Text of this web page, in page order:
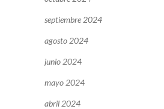
septiembre 2024
agosto 2024
junio 2024
mayo 2024
abril 2024